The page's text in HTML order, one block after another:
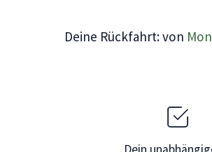
Deine Rückfahrt: von